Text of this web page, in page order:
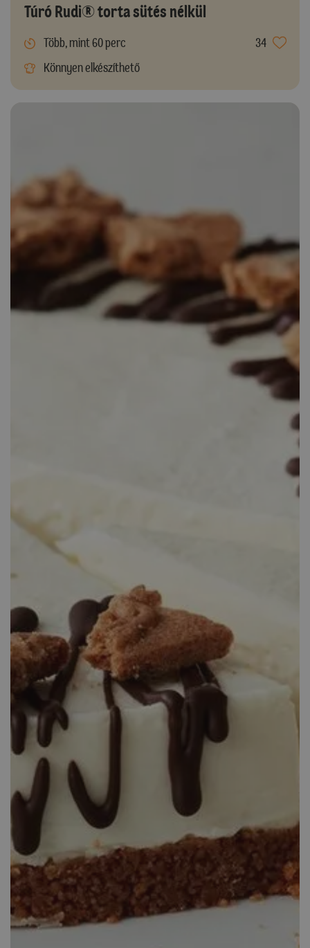
Túró Rudi® torta sütés nélkül
Több, mint 60 perc
34
Könnyen elkészíthető